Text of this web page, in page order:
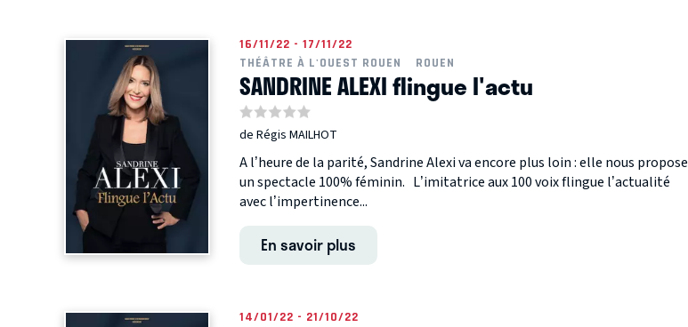
16/11/22 - 17/11/22
THÉÂTRE À L'OUEST ROUEN
ROUEN
SANDRINE ALEXI flingue l'actu
de Régis MAILHOT
A l’heure de la parité, Sandrine Alexi va encore plus loin : elle nous propose
un spectacle 100% féminin. L’imitatrice aux 100 voix flingue l’actualité
avec l’impertinence...
En savoir plus
14/01/22 - 21/10/22